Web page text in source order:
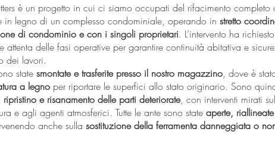
è un progetto in cui ci siamo occupati del rifacimento completo
in legno di un complesso condominiale, operando in stretto
di condominio e con i singoli proprietari. L’intervento ha
attenta delle fasi operative per garantire continuità abitativa e
dei lavori.
state smontate e trasferite presso il nostro magazzino, dove è
a legno per riportare le superfici allo stato originario. Sono
ripristino e risanamento delle parti deteriorate, con interventi mirati
e agli agenti atmosferici. Tutte le ante sono state aperte,
anche sulla sostituzione della ferramenta danneggiata o